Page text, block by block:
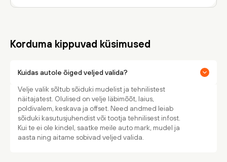
Korduma kippuvad küsimused
Kuidas autole õiged veljed valida?
Velje valik sõltub sõiduki mudelist ja tehnilistest
näitajatest. Olulised on velje läbimõõt, laius,
poldivalem, keskava ja offset. Need andmed leiab
sõiduki kasutusjuhendist või tootja tehnilisest infost.
Kui te ei ole kindel, saatke meile auto mark, mudel ja
aasta ning aitame sobivad veljed valida.